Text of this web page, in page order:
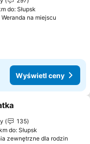
do: Słupsk
na miejscu
Wyświetl ceny
ulubionych
135
do: Słupsk
zewnętrzne dla rodzin